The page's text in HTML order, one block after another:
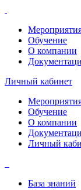
Обучение
О компании
Личный кабинет
Обучение
О компании
Личный
База знаний